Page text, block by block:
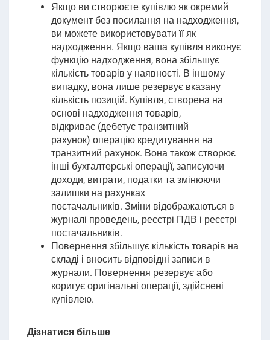
Якщо ви створюєте купівлю як окремий
документ без посилання на надходження,
ви можете використовувати її як
надходження. Якщо ваша купівля виконує
функцію надходження, вона збільшує
кількість товарів у наявності. В іншому
випадку, вона лише резервує вказану
кількість позицій. Купівля, створена на
основі надходження товарів,
відкриває(дебетує транзитний
рахунок) операцію кредитування на
транзитний рахунок. Вона також створює
інші бухгалтерські операції, записуючи
доходи, витрати, податки та змінюючи
залишки на рахунках
постачальників. Зміни відображаються в
журналі проведень, реєстрі ПДВ і реєстрі
постачальників.
Повернення збільшує кількість товарів на
складі і вносить відповідні записи в
журнали. Повернення резервує або
коригує оригінальні операції, здійснені
купівлею.
Дізнатися більше